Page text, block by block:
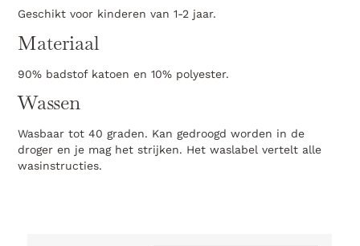
Geschikt voor kinderen van 1-2 jaar.
Materiaal
90% badstof katoen en 10% polyester.
Wassen
Wasbaar tot 40 graden. Kan gedroogd worden in de
droger en je mag het strijken. Het waslabel vertelt alle
wasinstructies.